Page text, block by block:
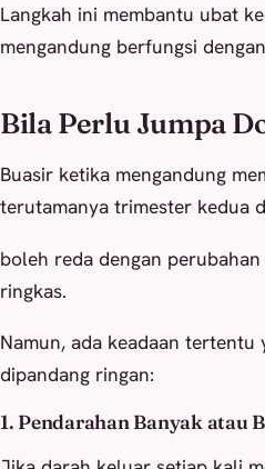
Langkah ini membantu ubat
mengandung berfungsi
Bila Perlu Jumpa
Buasir ketika mengandung
terutamanya trimester kedua
boleh reda dengan
ringkas.
Namun, ada keadaan tertentu
dipandang ringan:
1. Pendarahan Banyak atau